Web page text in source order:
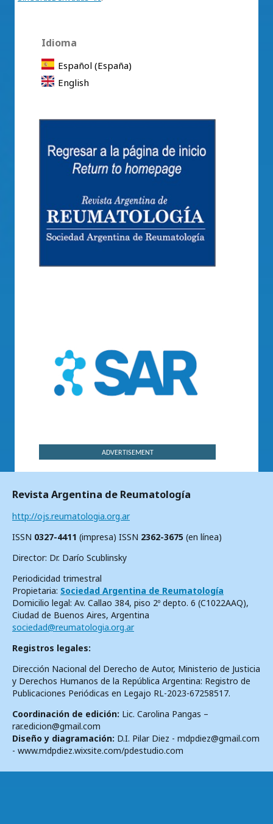
Idioma
Español (España)
English
ADVERTISEMENT
Revista Argentina de Reumatología
http://ojs.reumatologia.org.ar
ISSN 0327-4411 (impresa) ISSN 2362-3675 (en línea)
Director: Dr. Darío Scublinsky
Periodicidad trimestral
Propietaria: Sociedad Argentina de Reumatología
Domicilio legal: Av. Callao 384, piso 2º depto. 6 (C1022AAQ),
Ciudad de Buenos Aires, Argentina
sociedad@reumatologia.org.ar
Registros legales:
Dirección Nacional del Derecho de Autor, Ministerio de Justicia
y Derechos Humanos de la República Argentina: Registro de
Publicaciones Periódicas en Legajo RL-2023-67258517.
Coordinación de edición: Lic. Carolina Pangas –
rar.edicion@gmail.com
Diseño y diagramación: D.I. Pilar Diez - mdpdiez@gmail.com
- www.mdpdiez.wixsite.com/pdestudio.com